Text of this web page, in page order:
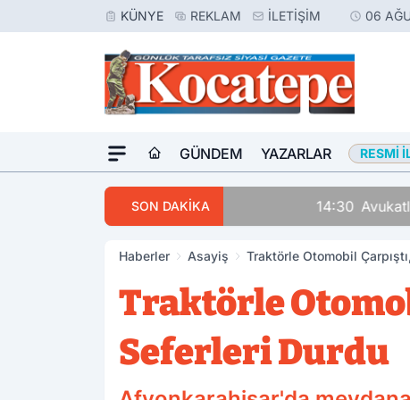
KÜNYE REKLAM İLETIŞIM 06
GÜNDEM YAZARLAR RESMI
SON DAKİKA Avukatlar
Haberler Asayiş Traktörle Otomobil
Traktörle
Seferleri Durdu